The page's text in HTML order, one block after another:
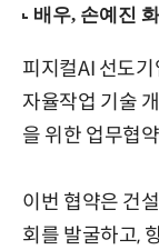
피지컬AI 선도
자율작업 기술
을 위한 업무협
이번 협약은 건
회를 발굴하고,